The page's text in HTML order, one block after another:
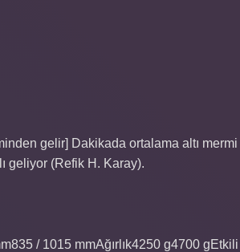
gelir] Dakikada ortalama altı mermi
geliyor (Refik H. Karay).
/ 1015 mmAğırlık4250 g4700 gEtkili